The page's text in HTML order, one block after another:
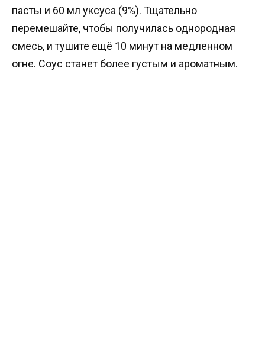
пасты и 60 мл уксуса (9%). Тщательно
перемешайте, чтобы получилась однородная
смесь, и тушите ещё 10 минут на медленном
огне. Соус станет более густым и ароматным.